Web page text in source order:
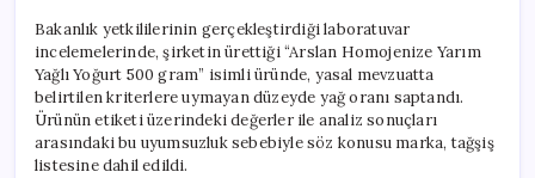
Bakanlık yetkililerinin gerçekleştirdiği laboratuvar
incelemelerinde, şirketin ürettiği “Arslan Homojenize Yarım
Yağlı Yoğurt 500 gram” isimli üründe, yasal mevzuatta
belirtilen kriterlere uymayan düzeyde yağ oranı saptandı.
Ürünün etiketi üzerindeki değerler ile analiz sonuçları
arasındaki bu uyumsuzluk sebebiyle söz konusu marka, tağşiş
listesine dahil edildi.